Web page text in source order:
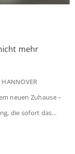
mehr
neuen Zuhause –
die sofort das